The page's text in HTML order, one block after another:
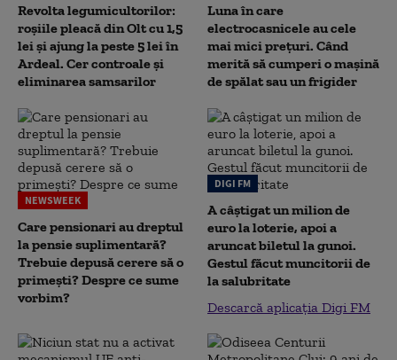
Revolta legumicultorilor:
roșiile pleacă din Olt cu 1,5
lei și ajung la peste 5 lei în
Ardeal. Cer controale și
eliminarea samsarilor
Luna în care
electrocasnicele au cele
mai mici prețuri. Când
merită să cumperi o mașină
de spălat sau un frigider
NEWSWEEK
Care pensionari au dreptul
la pensie suplimentară?
Trebuie depusă cerere să o
primești? Despre ce sume
vorbim?
DIGI FM
A câștigat un milion de
euro la loterie, apoi a
aruncat biletul la gunoi.
Gestul făcut muncitorii de
la salubritate
Descarcă aplicația Digi FM